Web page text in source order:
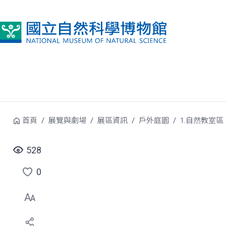
首頁 展覽與劇場 展區資訊 戶外庭園 1.自然教室區
528
點
選
喜
0